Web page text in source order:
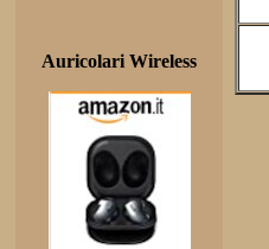
Auricolari Wireless